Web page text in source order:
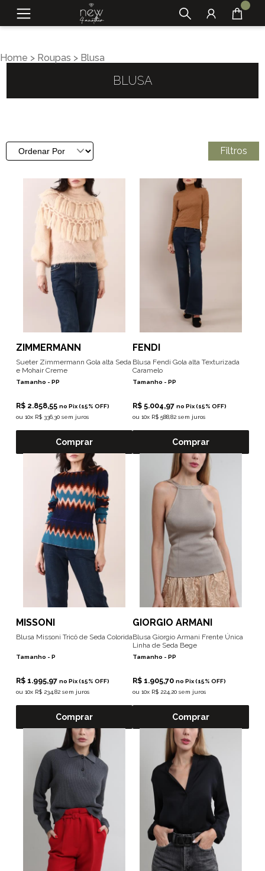
Home > Roupas > Blusa
BLUSA
Filtros
ZIMMERMANN
Sueter Zimmermann Gola alta Seda
e Mohair Creme
Tamanho - PP
R$ 2.858,55 no Pix (15% OFF)
ou 10x R$ 336,30 sem juros
Comprar
FENDI
Blusa Fendi Gola alta Texturizada
Caramelo
Tamanho - PP
R$ 5.004,97 no Pix (15% OFF)
ou 10x R$ 588,82 sem juros
Comprar
MISSONI
Blusa Missoni Tricô de Seda Colorida
Tamanho - P
R$ 1.995,97 no Pix (15% OFF)
ou 10x R$ 234,82 sem juros
Comprar
GIORGIO ARMANI
Blusa Giorgio Armani Frente Única
Linha de Seda Bege
Tamanho - PP
R$ 1.905,70 no Pix (15% OFF)
ou 10x R$ 224,20 sem juros
Comprar